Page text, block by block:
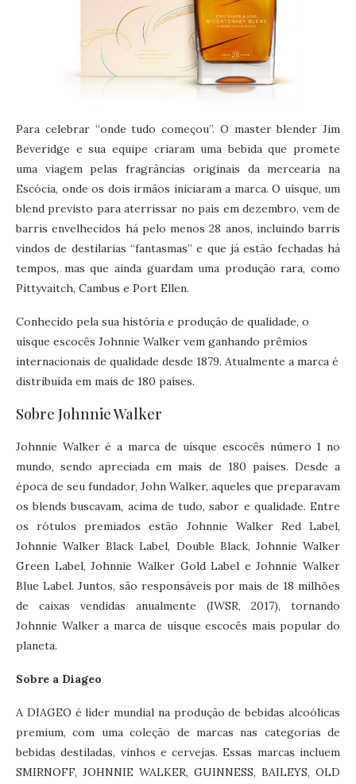
Para celebrar “onde tudo começou”. O master blender Jim
Beveridge e sua equipe criaram uma bebida que promete
uma viagem pelas fragrâncias originais da mercearia na
Escócia, onde os dois irmãos iniciaram a marca. O uísque, um
blend previsto para aterrissar no país em dezembro, vem de
barris envelhecidos há pelo menos 28 anos, incluindo barris
vindos de destilarias “fantasmas” e que já estão fechadas há
tempos, mas que ainda guardam uma produção rara, como
Pittyvaitch, Cambus e Port Ellen.
Conhecido pela sua história e produção de qualidade, o
uísque escocês Johnnie Walker vem ganhando prêmios
internacionais de qualidade desde 1879. Atualmente a marca é
distribuída em mais de 180 países.
Sobre Johnnie Walker
Johnnie Walker é a marca de uísque escocês número 1 no
mundo, sendo apreciada em mais de 180 países. Desde a
época de seu fundador, John Walker, aqueles que preparavam
os blends buscavam, acima de tudo, sabor e qualidade. Entre
os rótulos premiados estão Johnnie Walker Red Label,
Johnnie Walker Black Label, Double Black, Johnnie Walker
Green Label, Johnnie Walker Gold Label e Johnnie Walker
Blue Label. Juntos, são responsáveis por mais de 18 milhões
de caixas vendidas anualmente (IWSR, 2017), tornando
Johnnie Walker a marca de uísque escocês mais popular do
planeta.
Sobre a Diageo
A DIAGEO é líder mundial na produção de bebidas alcoólicas
premium, com uma coleção de marcas nas categorias de
bebidas destiladas, vinhos e cervejas. Essas marcas incluem
SMIRNOFF, JOHNNIE WALKER, GUINNESS, BAILEYS, OLD